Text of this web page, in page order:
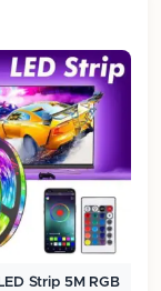
Strip 5M RGB